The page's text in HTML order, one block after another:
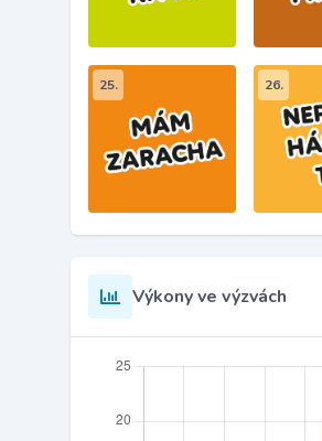
25. 26.
Výkony ve výzvách